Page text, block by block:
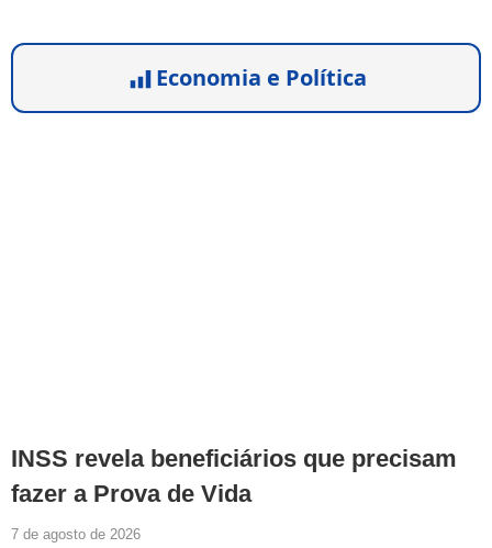
Economia e Política
INSS revela beneficiários que precisam
fazer a Prova de Vida
7 de agosto de 2026